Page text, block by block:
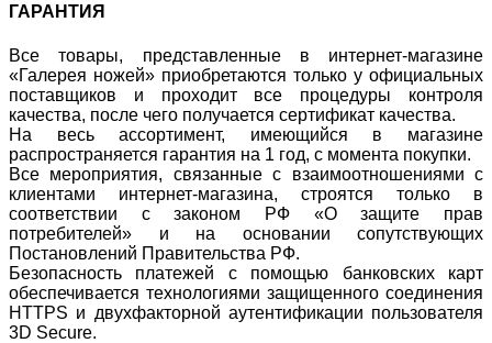
ГАРАНТИЯ
Все товары, представленные в интернет-магазине
«Галерея ножей» приобретаются только у официальных
поставщиков и проходит все процедуры контроля
качества, после чего получается сертификат качества.
На весь ассортимент, имеющийся в магазине
распространяется гарантия на 1 год, с момента покупки.
Все мероприятия, связанные с взаимоотношениями с
клиентами интернет-магазина, строятся только в
соответствии с законом РФ «О защите прав
потребителей» и на основании сопутствующих
Постановлений Правительства РФ.
Безопасность платежей с помощью банковских карт
обеспечивается технологиями защищенного соединения
HTTPS и двухфакторной аутентификации пользователя
3D Secure.